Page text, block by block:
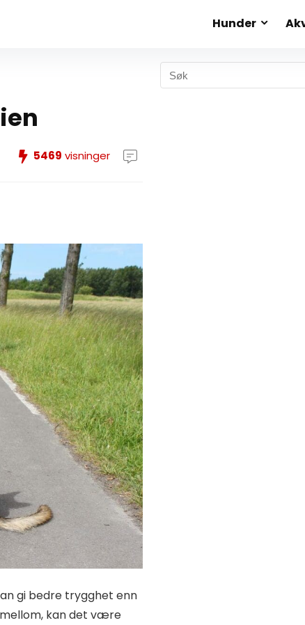
Hunder
5469 visninger
gi bedre trygghet enn
mellom, kan det være